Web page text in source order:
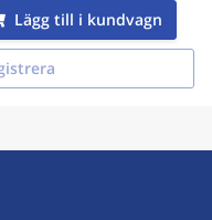
Lägg till i kundvagn